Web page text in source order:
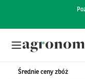
Średnie ceny zbóż